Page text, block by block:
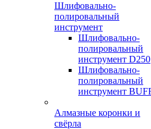
Шлифовально-
полировальный
инструмент
Шлифовально-
полировальный
инструмент D250
Шлифовально-
полировальный
инструмент
Алмазные коронки и
свёрла